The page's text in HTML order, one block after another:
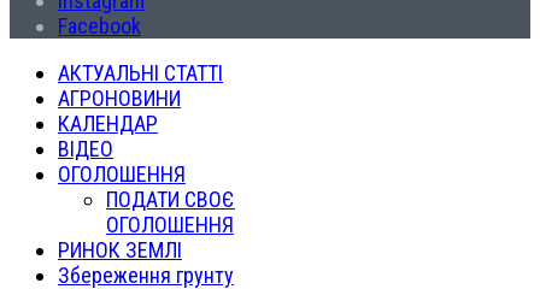
Facebook
АКТУАЛЬНІ СТАТТІ
АГРОНОВИНИ
КАЛЕНДАР
ВІДЕО
ОГОЛОШЕННЯ
ПОДАТИ СВОЄ
ОГОЛОШЕННЯ
РИНОК ЗЕМЛІ
Збереження грунту